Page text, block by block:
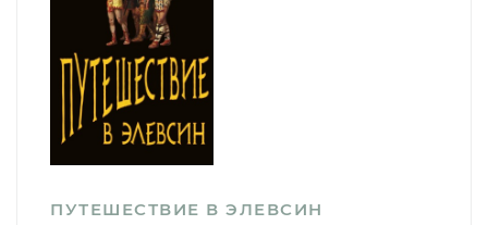
ПУТЕШЕСТВИЕ В ЭЛЕВСИН